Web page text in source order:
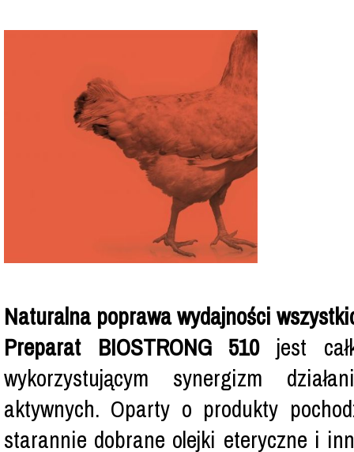
Naturalna poprawa wydajności
Preparat BIOSTRONG 510jest
wykorzystującym synergizm
aktywnych. Oparty o produkty
starannie dobrane olejki eteryczne i